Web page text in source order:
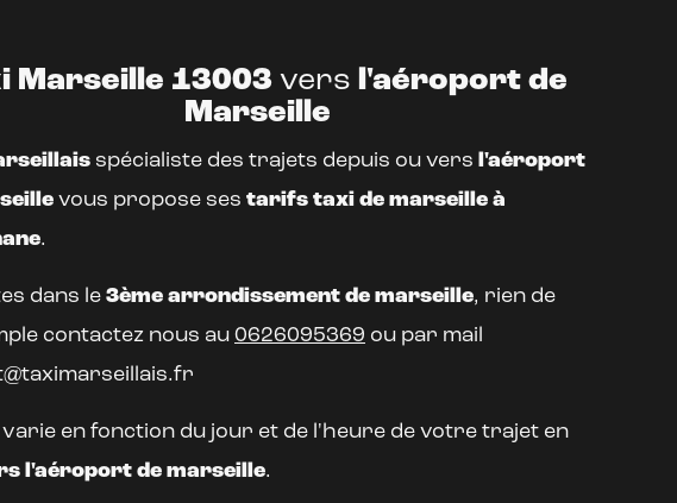
Marseille 13003vers l'aéroport de
Marseille
spécialiste des trajets depuis ou vers l'aéroport
vous propose ses tarifs taxi de marseille à
.
dans le 3ème arrondissement de marseille, rien de
contactez nous au 0626095369 ou par mail
varie en fonction du jour et de l'heure de votre trajet en
l'aéroport de marseille.